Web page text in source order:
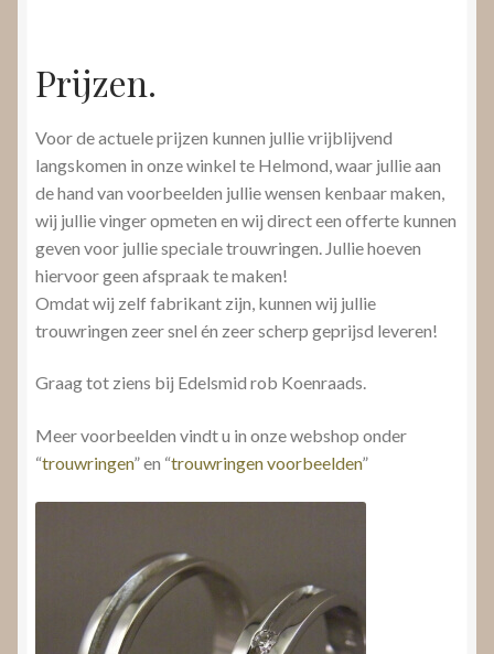
Prijzen.
Voor de actuele prijzen kunnen jullie vrijblijvend
langskomen in onze winkel te Helmond, waar jullie aan
de hand van voorbeelden jullie wensen kenbaar maken,
wij jullie vinger opmeten en wij direct een offerte kunnen
geven voor jullie speciale trouwringen. Jullie hoeven
hiervoor geen afspraak te maken!
Omdat wij zelf fabrikant zijn, kunnen wij jullie
trouwringen zeer snel én zeer scherp geprijsd leveren!
Graag tot ziens bij Edelsmid rob Koenraads.
Meer voorbeelden vindt u in onze webshop onder
“trouwringen” en “trouwringen voorbeelden”